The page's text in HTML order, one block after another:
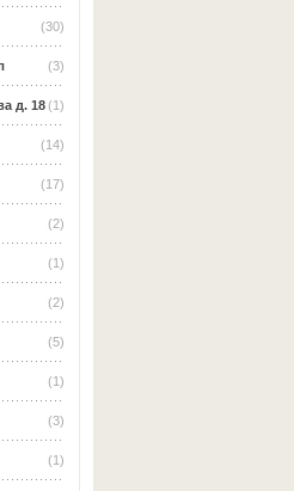
(30)
(3)
(1)
д. 18
(14)
(17)
(2)
(1)
(2)
(5)
(1)
(3)
(1)